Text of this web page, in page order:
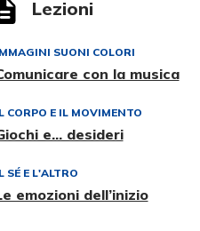
Lezioni
SUONI COLORI
con la musica
CORPO E IL MOVIMENTO
e... desideri
SÉ E L'ALTRO
emozioni dell’inizio